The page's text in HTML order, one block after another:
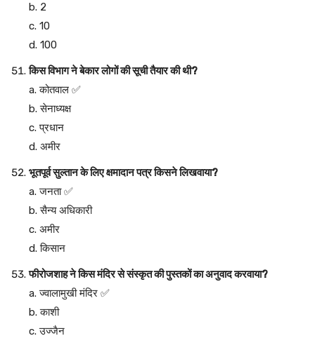
b. 2
c. 10
d. 100
किस विभाग ने बेकार लोगों की सूची तैयार की थी?
a. कोतवाल ✅
b. सेनाध्यक्ष
c. प्रधान
d. अमीर
भूतपूर्व सुल्तान के लिए क्षमादान पत्र किसने लिखवाया?
a. जनता ✅
b. सैन्य अधिकारी
c. अमीर
d. किसान
फीरोजशाह ने किस मंदिर से संस्कृत की पुस्तकों का अनुवाद करवाया?
a. ज्वालामुखी मंदिर ✅
b. काशी
c. उज्जैन